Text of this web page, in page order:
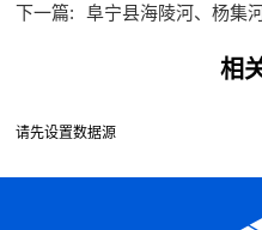
下一篇:
阜宁县海陵河、杨集
相
请先设置数据源